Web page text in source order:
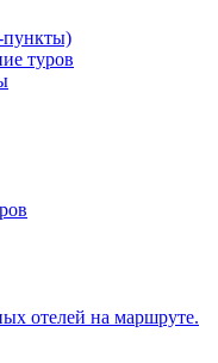
пункты)
туров
отелей на маршруте.